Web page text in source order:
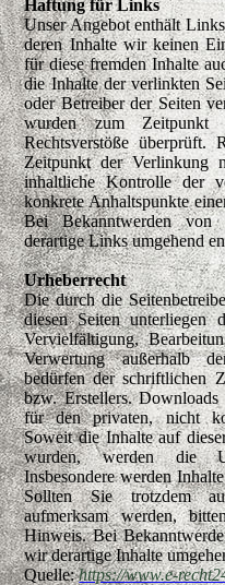
Haftung für Links
Unser Angebot enthält
deren Inhalte wir keinen
für diese fremden Inhalte
die Inhalte der verlinkten
oder Betreiber der Seiten
wurden zum Zeitpunkt
Rechtsverstöße überprüft.
Zeitpunkt der Verlinkung
inhaltliche Kontrolle der
konkrete Anhaltspunkte
Bei Bekanntwerden von
derartige Links umgehend
Urheberrecht
Die durch die
diesen Seiten unterliegen
Vervielfältigung,
Verwertung außerhalb
bedürfen der schriftlichen
bzw. Erstellers.
für den privaten, nicht
Soweit die Inhalte auf
wurden, werden die
Insbesondere werden
Sollten Sie trotzdem
aufmerksam werden,
Hinweis. Bei
wir derartige Inhalte
Quelle:https://www.e-